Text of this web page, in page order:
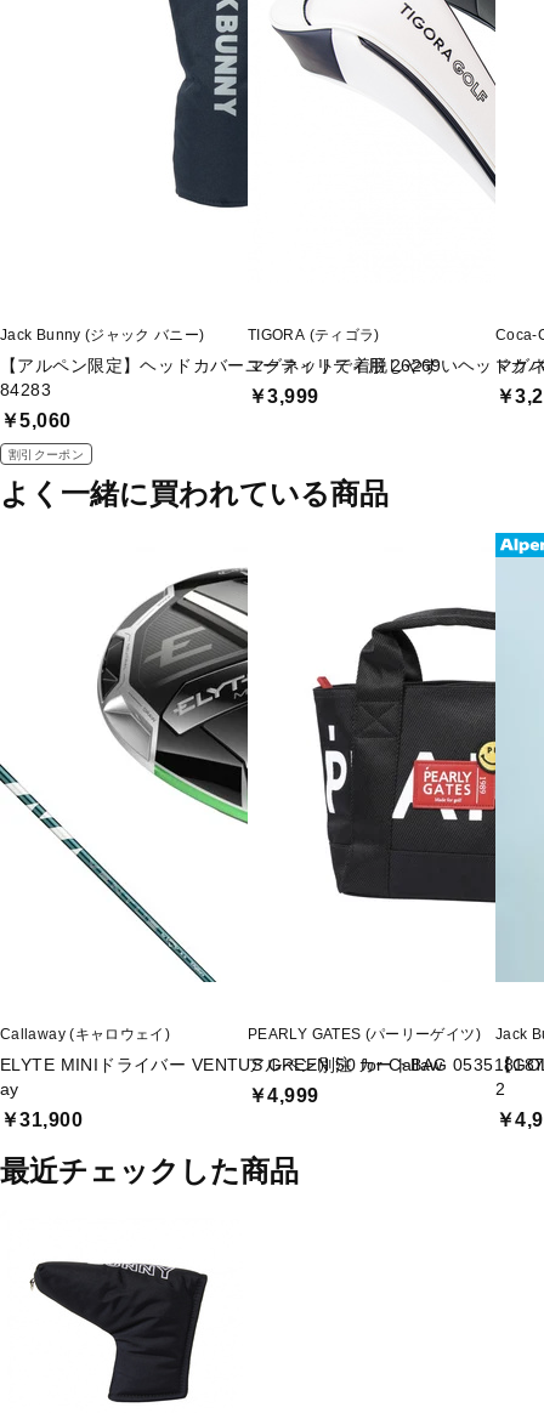
Jack Bunny (ジャック バニー)
【アルペン限定】ヘッドカバーユーティリティ用 26269
84283
￥5,060
割引クーポン
TIGORA (ティゴラ)
マグネットで着脱しやすいヘッドカ
￥3,999
Coca-
マグ
￥
よく一緒に買われている商品
Callaway (キャロウェイ)
ELYTE MINIドライバー VENTUS GREEN 50 for Callaw
ay
￥31,900
PEARLY GATES (パーリーゲイツ)
アルペン別注 カートBAG
￥4,999
Jack
【
2
￥
最近チェックした商品